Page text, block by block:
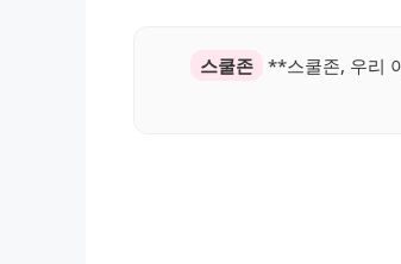
스쿨존 **스쿨존, 우리